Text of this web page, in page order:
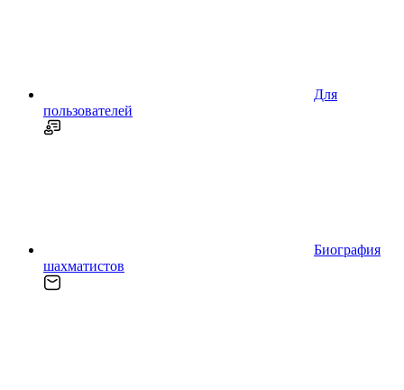
Для
пользователей
Биография
шахматистов